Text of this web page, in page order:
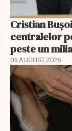
Cristian
centralelor
peste un
05 AUGUST 2026